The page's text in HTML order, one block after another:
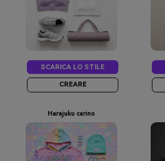
SCARICA LO STILE
CREARE
Harajuku carino